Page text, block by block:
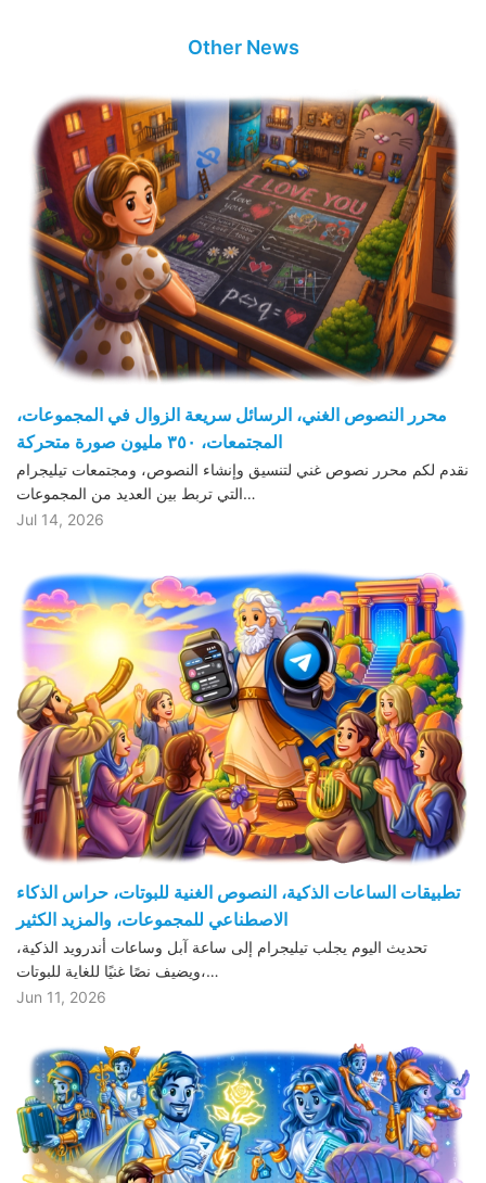
Other News
محرر النصوص الغني، الرسائل سريعة الزوال في المجموعات،
المجتمعات، ٣٥٠ مليون صورة متحركة
نقدم لكم محرر نصوص غني لتنسيق وإنشاء النصوص، ومجتمعات تيليجرام
التي تربط بين العديد من المجموعات…
Jul 14, 2026
تطبيقات الساعات الذكية، النصوص الغنية للبوتات، حراس الذكاء
الاصطناعي للمجموعات، والمزيد الكثير
تحديث اليوم يجلب تيليجرام إلى ساعة آبل وساعات أندرويد الذكية،
ويضيف نصًا غنيًا للغاية للبوتات،…
Jun 11, 2026